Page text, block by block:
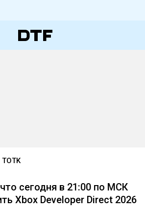
сегодня в 21:00 по МСК
Xbox Developer Direct 2026